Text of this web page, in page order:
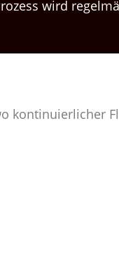
wird
kontinuierlicher